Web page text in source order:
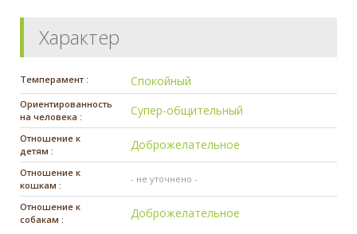
Характер
Темперамент : Спокойный
Ориентированность
на человека :
Супер-общительный
Отношение к
детям :
Доброжелательное
Отношение к
кошкам :
- не уточнено -
Отношение к
собакам :
Доброжелательное